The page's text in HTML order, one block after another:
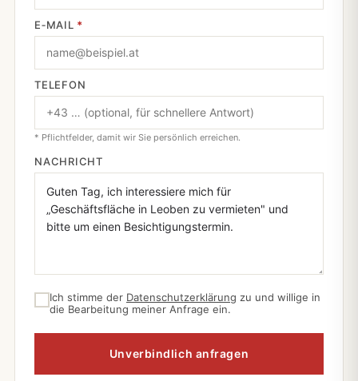
E‑MAIL *
TELEFON
* Pflichtfelder, damit wir Sie persönlich erreichen.
NACHRICHT
Ich stimme der Datenschutzerklärung zu und willige in
die Bearbeitung meiner Anfrage ein.
Unverbindlich anfragen